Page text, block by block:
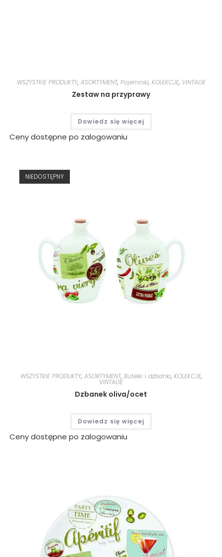
WSZYSTKIE PRODUKTY, ASORTYMENT, Pojemniki, KOLEKCJE, VINTAGE
Zestaw na przyprawy
Dowiedz się więcej
Ceny dostępne po zalogowaniu
NIEDOSTĘPNY
WSZYSTKIE PRODUKTY, ASORTYMENT, Butelki i dzbanki, KOLEKCJE,
VINTAGE
Dzbanek oliva/ocet
Dowiedz się więcej
Ceny dostępne po zalogowaniu